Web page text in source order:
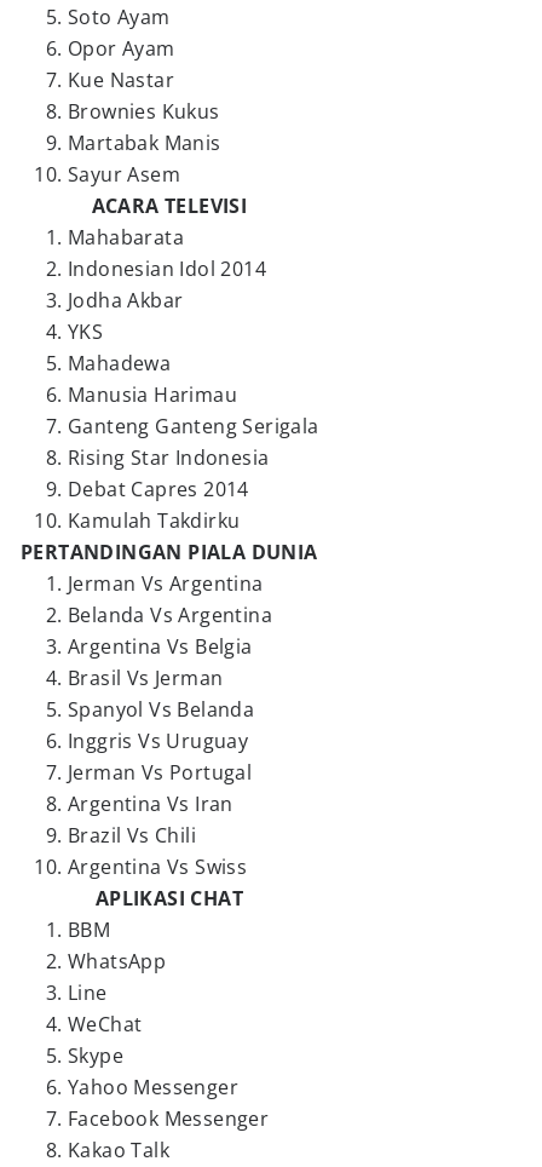
Soto Ayam
Opor Ayam
Kue Nastar
Brownies Kukus
Martabak Manis
Sayur Asem
ACARA TELEVISI
Mahabarata
Indonesian Idol 2014
Jodha Akbar
YKS
Mahadewa
Manusia Harimau
Ganteng Ganteng Serigala
Rising Star Indonesia
Debat Capres 2014
Kamulah Takdirku
PERTANDINGAN PIALA DUNIA
Jerman Vs Argentina
Belanda Vs Argentina
Argentina Vs Belgia
Brasil Vs Jerman
Spanyol Vs Belanda
Inggris Vs Uruguay
Jerman Vs Portugal
Argentina Vs Iran
Brazil Vs Chili
Argentina Vs Swiss
APLIKASI CHAT
BBM
WhatsApp
Line
WeChat
Skype
Yahoo Messenger
Facebook Messenger
Kakao Talk